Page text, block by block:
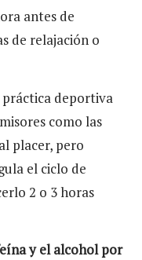
antes de
de relajación o
práctica deportiva
como las
placer, pero
el ciclo de
2 o 3 horas
y el alcohol por